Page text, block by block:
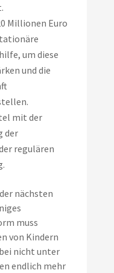
Millionen Euro
um diese
und die
mit der
der
regulären
nächsten
muss
von Kindern
nicht unter
endlich mehr